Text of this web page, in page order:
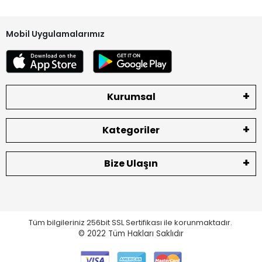
kontrol ediniz. Herhangi bir eksik ve hasar olması durumunda
lütfen teslim almadan tutanak ile geri gönderiniz. Tutanaksız
gönderim lütfen yapmayınız.
Ekran Türü ÇITASIZ
Mobil Uygulamalarımız
Kurumsal
Kategoriler
Bize Ulaşın
Tüm bilgileriniz 256bit SSL Sertifikası ile korunmaktadır.
© 2022 Tüm Hakları Saklıdır